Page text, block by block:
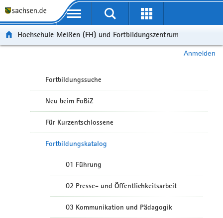
Portalübergreifende Navigation
Hochschule Meißen (FH) und Fortbildungszentrum
Anmelden
Fortbildungssuche
Neu beim FoBiZ
Für Kurzentschlossene
Fortbildungskatalog
01 Führung
02 Presse- und Öffentlichkeitsarbeit
03 Kommunikation und Pädagogik